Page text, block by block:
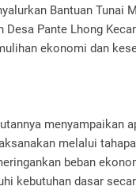
Bantuan Tunai
Desa Pante Lhong
ekonomi dan
menyampaikan
melalui
beban
kebutuhan dasar